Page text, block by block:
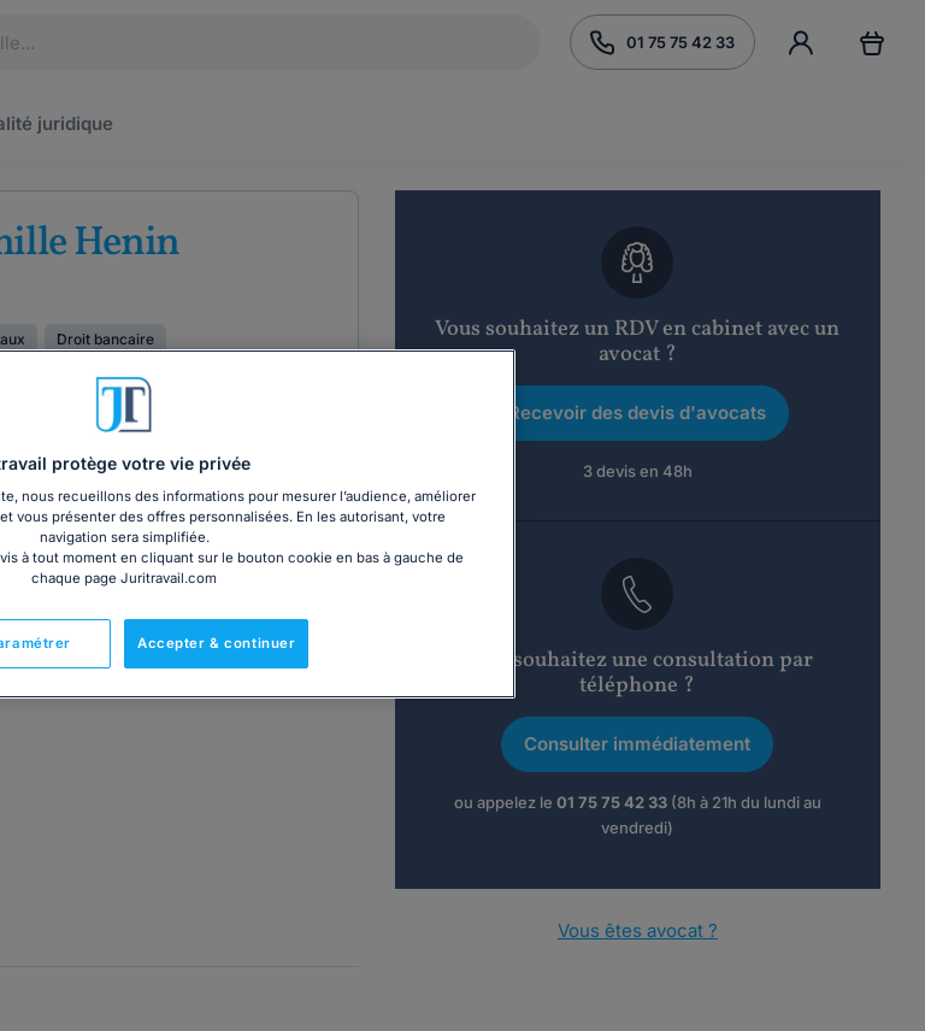
01 75 75 42 33
juridique
Henin
Droit bancaire
COORDONNÉES
de Paris depuis 1978
Vous souhaitez un RDV en cabinet avec un
avocat ?
Recevoir des devis d'avocats
3 devis en 48h
Vous souhaitez une consultation par
téléphone ?
Consulter immédiatement
ou appelez le 01 75 75 42 33(8h à 21h du lundi au
vendredi)
Vous êtes avocat ?
protège votre vie privée
nous recueillons des informations pour mesurer l’audience, améliorer
vous présenter des offres personnalisées. En les autorisant, votre
navigation sera simplifiée.
à tout moment en cliquant sur le bouton cookie en bas à gauche de
chaque page Juritravail.com
Accepter & continuer